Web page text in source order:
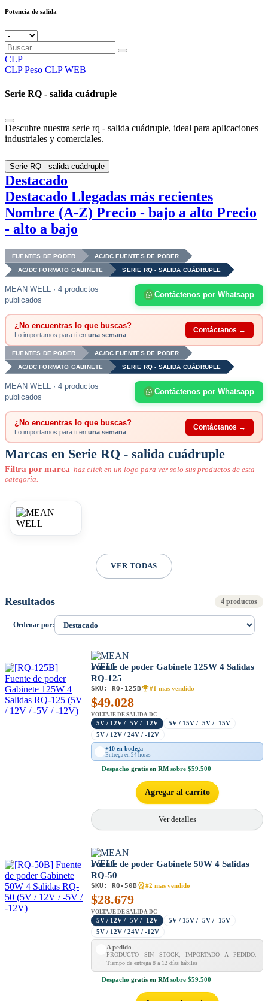
Potencia de salida
CLP
CLP Peso CLP WEB
Serie RQ - salida cuádruple
Descubre nuestra serie rq - salida cuádruple, ideal para aplicaciones
industriales y comerciales.
Serie RQ - salida cuádruple
Destacado
Destacado Llegadas más recientes
Nombre (A-Z) Precio - bajo a alto Precio
- alto a bajo
FUENTES DE PODER AC/DC FUENTES DE PODER
AC/DC FORMATO GABINETE SERIE RQ - SALIDA CUÁDRUPLE
MEAN WELL · 4 productos
publicados
Contáctenos por Whatsapp
¿No encuentras lo que buscas?
Lo importamos para ti en una semana
Contáctanos →
FUENTES DE PODER AC/DC FUENTES DE PODER
AC/DC FORMATO GABINETE SERIE RQ - SALIDA CUÁDRUPLE
MEAN WELL · 4 productos
publicados
Contáctenos por Whatsapp
¿No encuentras lo que buscas?
Lo importamos para ti en una semana
Contáctanos →
Marcas en Serie RQ - salida cuádruple
Filtra por marca haz click en un logo para ver solo sus productos de esta
categoria.
VER TODAS
Resultados 4 productos
Ordenar por:
Fuente de poder Gabinete 125W 4 Salidas
RQ-125
SKU: RQ-125B #1 mas vendido
$49.028
VOLTAJE DE SALIDA DC
5V / 12V / -5V / -12V
5V / 15V / -5V / -15V
5V / 12V / 24V / -12V
+10 en bodega
Entrega en 24 horas
Despacho gratis en RM sobre $59.500
Agregar al carrito
Ver detalles
Fuente de poder Gabinete 50W 4 Salidas
RQ-50
SKU: RQ-50B #2 mas vendido
$28.679
VOLTAJE DE SALIDA DC
5V / 12V / -5V / -12V
5V / 15V / -5V / -15V
5V / 12V / 24V / -12V
A pedido
PRODUCTO SIN STOCK, IMPORTADO A PEDIDO.
Tiempo de entrega 8 a 12 días hábiles
Despacho gratis en RM sobre $59.500